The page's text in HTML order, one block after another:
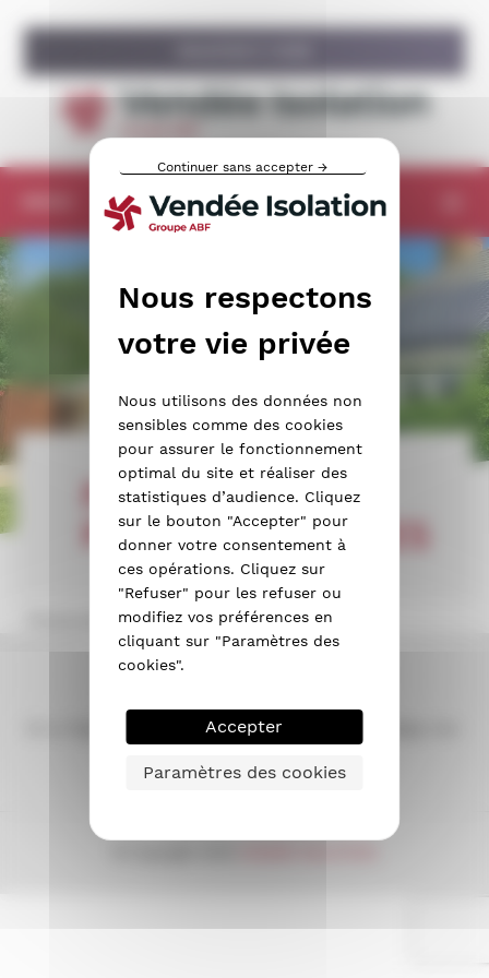
PANNEAUX
PHOTVOLTAÏQUES
Photovoltaïque
ZA La Tignonnière - 11 rue des mésanges – 85430 Aubigny-les-
Clouzeaux
Tel : 02 85 67 15 15
Nous utilisons des données non
sensibles comme des cookies
pour assurer le fonctionnement
optimal du site et réaliser des
statistiques d’audience. Cliquez
sur le bouton "Accepter" pour
donner votre consentement à
ces opérations. Cliquez sur
"Refuser" pour les refuser ou
modifiez vos préférences en
cliquant sur "Paramètres des
cookies".
Accepter
Continuer sans accepter →
Paramètres des cookies